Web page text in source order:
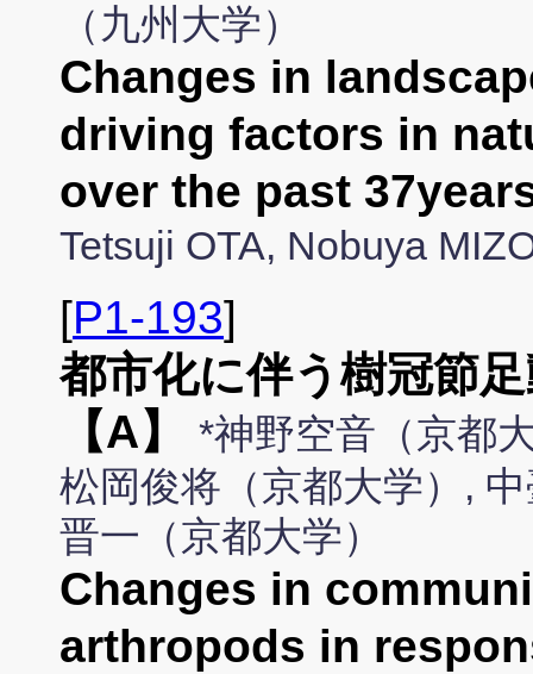
（九州大学）
Changes in
driving factors in
over the past
Tetsuji OTA, Nobuya
[P1-193]
都市化に伴う樹冠節
【A】
*神野空音（京都
松岡俊将（京都大学）,
晋一（京都大学）
Changes in
arthropods in